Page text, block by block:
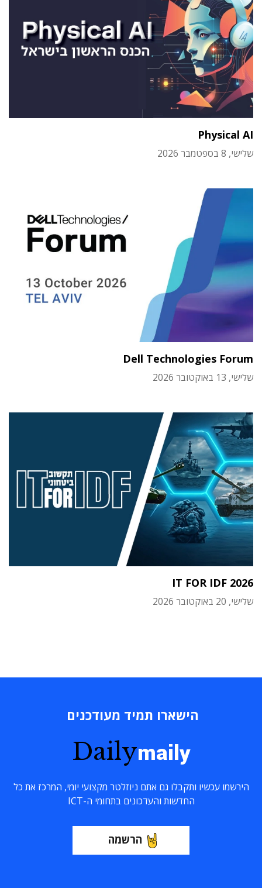
Physical AI
שלישי, 8 בספטמבר 2026
Dell Technologies Forum
שלישי, 13 באוקטובר 2026
IT FOR IDF 2026
שלישי, 20 באוקטובר 2026
הישארו תמיד מעודכנים
Dailymaily
הירשמו עכשיו ותקבלו גם אתם ניוזלטר מקצועי יומי, המרכז את כל
החדשות והעדכונים בתחומי ה-ICT
הרשמה